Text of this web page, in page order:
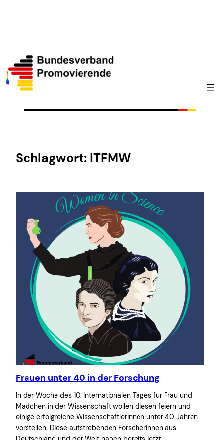
Schlagwort: ITFMW
Frauen unter 40 in der Forschung
In der Woche des 10. Internationalen Tages für Frau und
Mädchen in der Wissenschaft wollen diesen feiern und
einige erfolgreiche Wissenschaftlerinnen unter 40 Jahren
vorstellen. Diese aufstrebenden Forscherinnen aus